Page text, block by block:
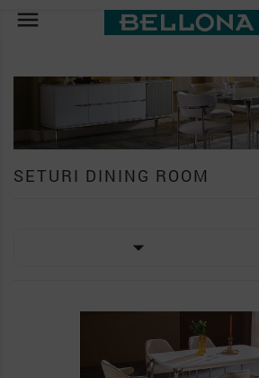

SETURI DINING ROOM
